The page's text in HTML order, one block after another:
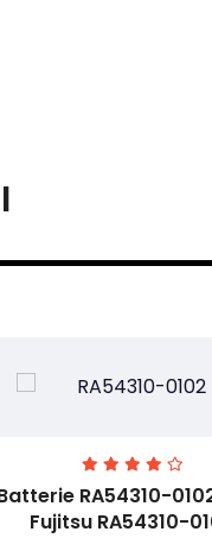
RA54310-
Fujitsu RA54310-